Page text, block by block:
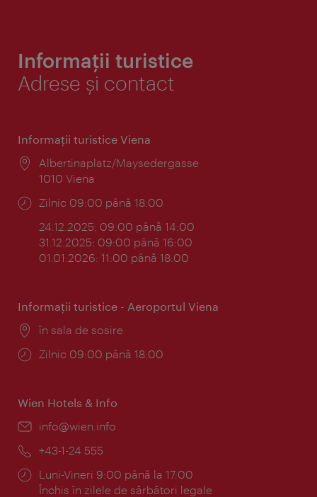
Informații turistice
Adrese și contact
Informaţii turistice Viena
Locul:
Albertinaplatz/Maysedergasse
1010 Viena
Program:
Zilnic 09:00 până 18:00
24.12.2025: 09:00 până 14:00
31.12.2025: 09:00 până 16:00
01.01.2026: 11:00 până 18:00
Informaţii turistice - Aeroportul Viena
Locul:
în sala de sosire
Program:
Zilnic 09:00 până 18:00
Wien Hotels & Info
E-
info@wien.info
Telefon:
+43-1-24 555
Program:
Luni-Vineri 9:00 până la 17:00
Închis în zilele de sărbători legale